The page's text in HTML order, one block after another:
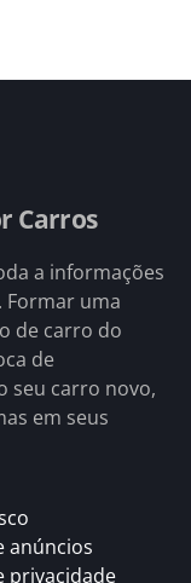
Carros
a informações
uma
de carro do
de
seu carro novo,
em seus
anúncios
privacidade